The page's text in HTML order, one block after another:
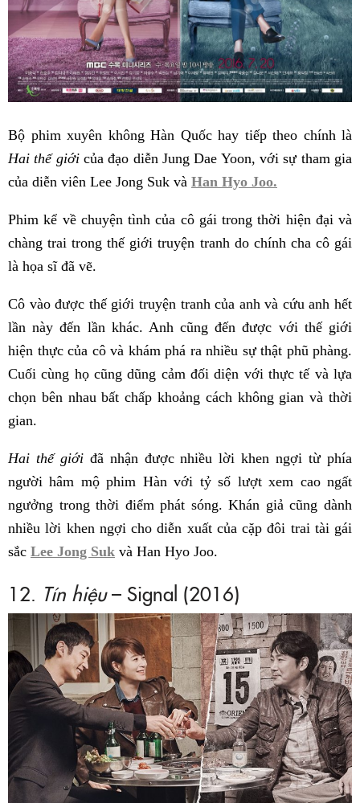
Bộ phim xuyên không Hàn Quốc hay tiếp theo chính là
Hai thế giớicủa đạo diễn Jung Dae Yoon, với sự tham gia
của diễn viên Lee Jong Suk và Han Hyo Joo.
Phim kể về chuyện tình của cô gái trong thời hiện đại và
chàng trai trong thế giới truyện tranh do chính cha cô gái
là họa sĩ đã vẽ.
Cô vào được thế giới truyện tranh của anh và cứu anh hết
lần này đến lần khác. Anh cũng đến được với thế giới
hiện thực của cô và khám phá ra nhiều sự thật phũ phàng.
Cuối cùng họ cũng dũng cảm đối diện với thực tế và lựa
chọn bên nhau bất chấp khoảng cách không gian và thời
gian.
Hai thế giớiđã nhận được nhiều lời khen ngợi từ phía
người hâm mộ phim Hàn với tỷ số lượt xem cao ngất
ngưởng trong thời điểm phát sóng. Khán giả cũng dành
nhiều lời khen ngợi cho diễn xuất của cặp đôi trai tài gái
sắc Lee Jong Suk và Han Hyo Joo.
12. Tín hiệu– Signal (2016)